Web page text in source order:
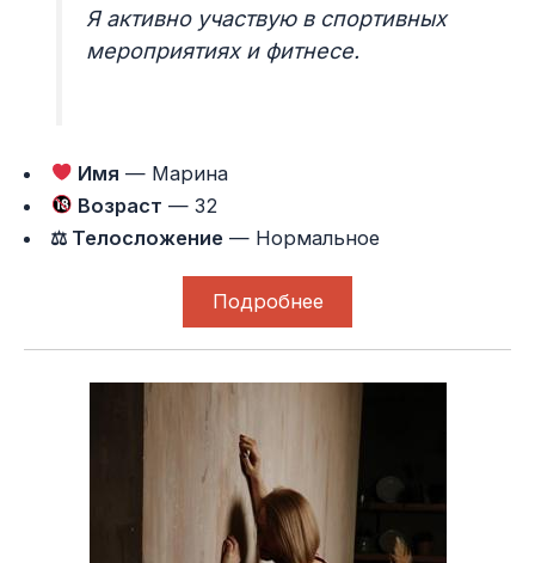
Я активно участвую в спортивных
мероприятиях и фитнесе.
Имя — Марина
Возраст — 32
⚖ Телосложение — Нормальное
Подробнее